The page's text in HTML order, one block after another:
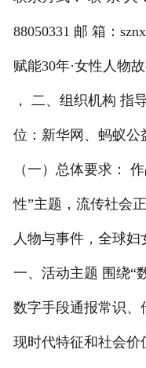
88050331 邮 箱：
赋能30年·女性人物
， 二、组织机构 指
位：新华网、蚂蚁公
（一）总体要求：
性”主题，流传社会
人物与事件，全球妇
一、活动主题 围绕“
数字手段通报常识、
现时代特征和社会价